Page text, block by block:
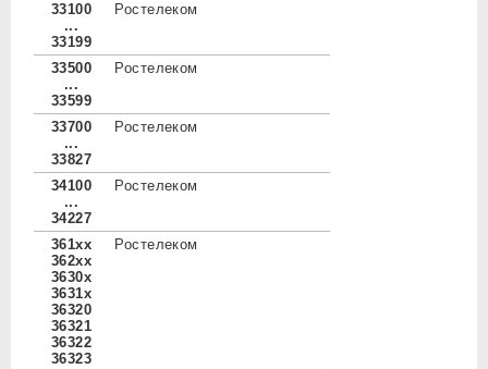
33100
...
33199
Ростелеком
33500
...
33599
Ростелеком
33700
...
33827
Ростелеком
34100
...
34227
Ростелеком
361xx
362xx
3630x
3631x
36320
36321
36322
36323
Ростелеком